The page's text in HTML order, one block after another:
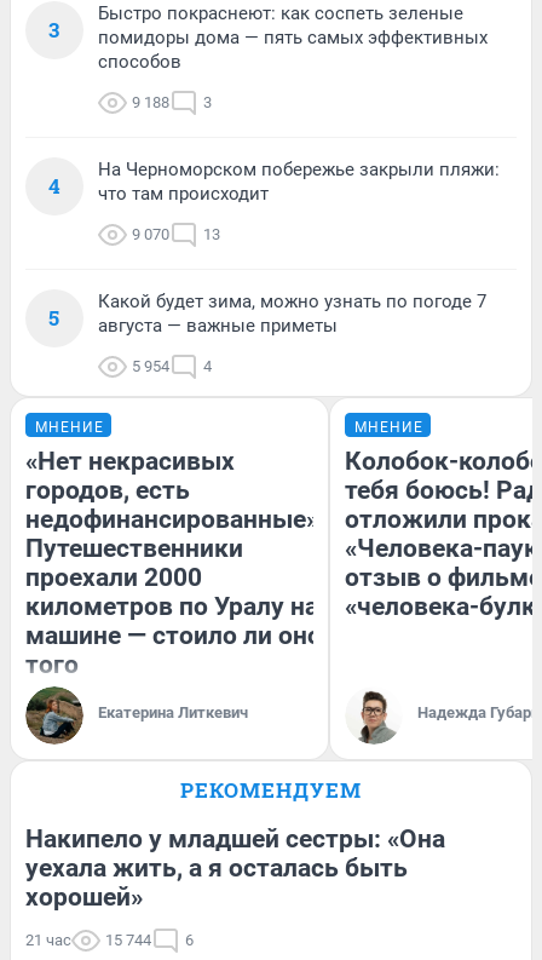
3
Быстро покраснеют: как соспеть зеленые
помидоры дома — пять самых эффективных
способов
9 188 3
4
На Черноморском побережье закрыли пляжи:
что там происходит
9 070 13
5
Какой будет зима, можно узнать по погоде 7
августа — важные приметы
5 954 4
МНЕНИЕ
«Нет некрасивых
городов, есть
недофинансированные».
Путешественники
проехали 2000
километров по Уралу на
машине — стоило ли оно
того
Екатерина Литкевич
МНЕНИЕ
Колобок-
тебя боюсь!
отложили
«Человека-
отзыв о
«человека-
Надежда Губарь
РЕКОМЕНДУЕМ
Накипело у младшей сестры: «Она
уехала жить, а я осталась быть
хорошей»
21 час 15 744 6